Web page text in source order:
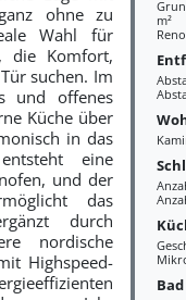
m²
Bad
ohne zu
Wahl für
die Komfort,
suchen. Im
und offenes
Küche über
in das
eine
und der
das
durch
nordische
Highspeed-